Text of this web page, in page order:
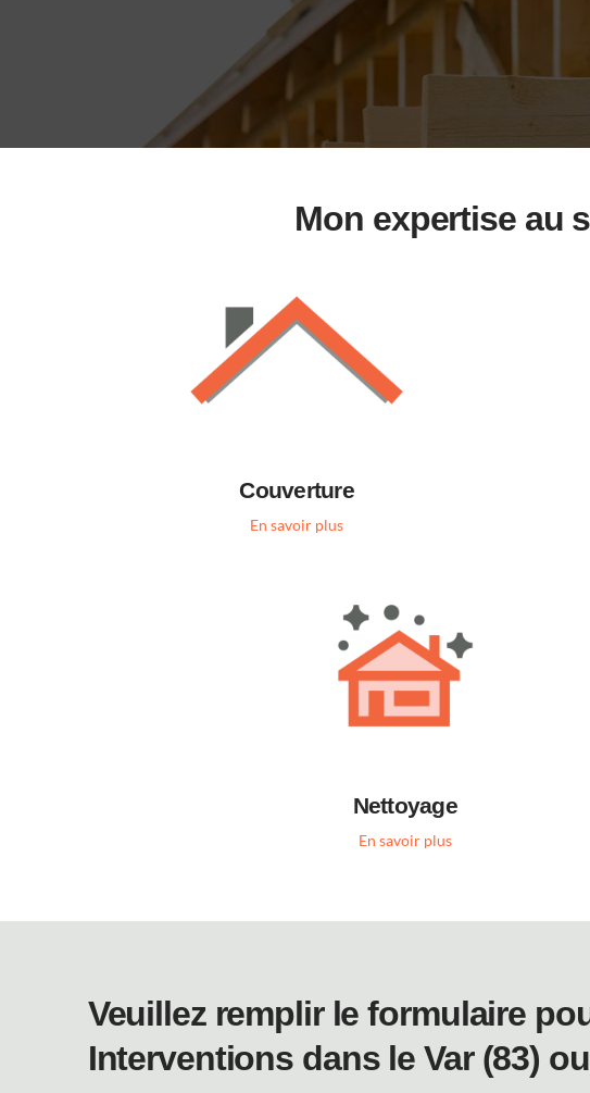
Mon expertise au
Couverture
En savoir plus
Nettoyage
En savoir plus
Veuillez remplir le formulaire
Interventions dans le Var (83)